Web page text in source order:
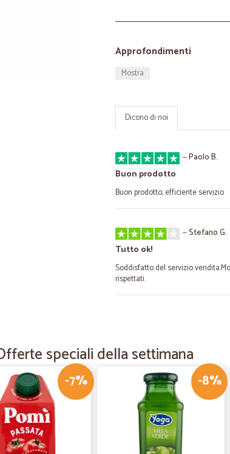
Approfondimenti
Mostra
Dicono di noi
—Paolo B.
Buon prodotto
Buon prodotto, efficiente servizio
—Stefano G.
Tutto ok!
Soddisfatto del servizio
rispettati.
Grazie tutto ok spedizione veloce
Cristina O.
Consegna tempestiva
Consegna tempestiva
speciali della settimana
-7% -8%